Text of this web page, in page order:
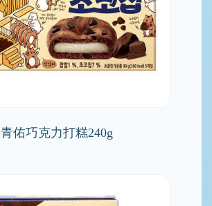
青佑巧克力打糕240g